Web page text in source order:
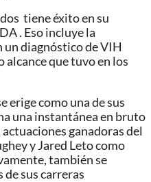
tiene éxito en su
. Eso incluye la
diagnóstico de VIH
alcance que tuvo en los
erige como una de sus
una instantánea en bruto
ganadoras del
y Jared Leto como
también se
sus carreras